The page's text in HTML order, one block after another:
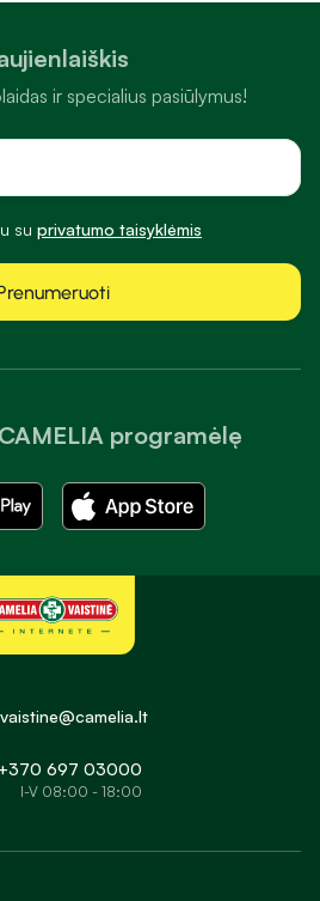
programėlę
ir specialius pasiūlymus!
su privatumo taisyklėmis
697 03000
I-V 08:00 - 18:00